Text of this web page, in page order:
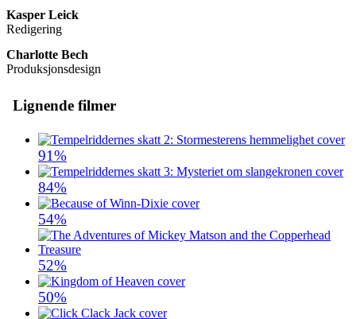
Kasper Leick
Redigering
Charlotte Bech
Produksjonsdesign
Lignende filmer
91%
84%
54%
52%
50%